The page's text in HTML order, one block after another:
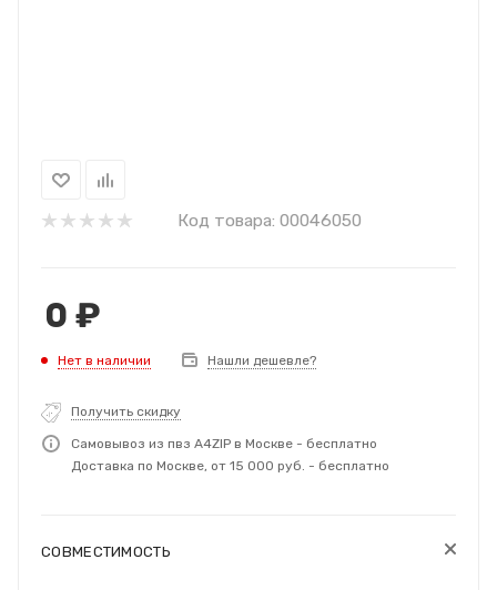
Код товара: 00046050
0 ₽
Нет в наличии Нашли дешевле?
Получить скидку
Самовывоз из пвз A4ZIP в Москве - бесплатно
Доставка по Москве, от 15 000 руб. - бесплатно
СОВМЕСТИМОСТЬ